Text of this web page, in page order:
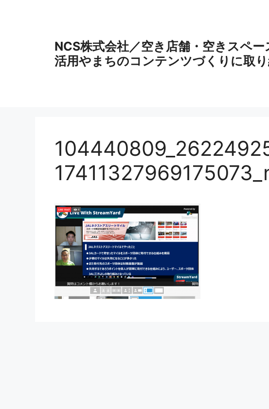
NCS株式会社／空き店舗・空きスペー
活用やまちのコンテンツづくりに取